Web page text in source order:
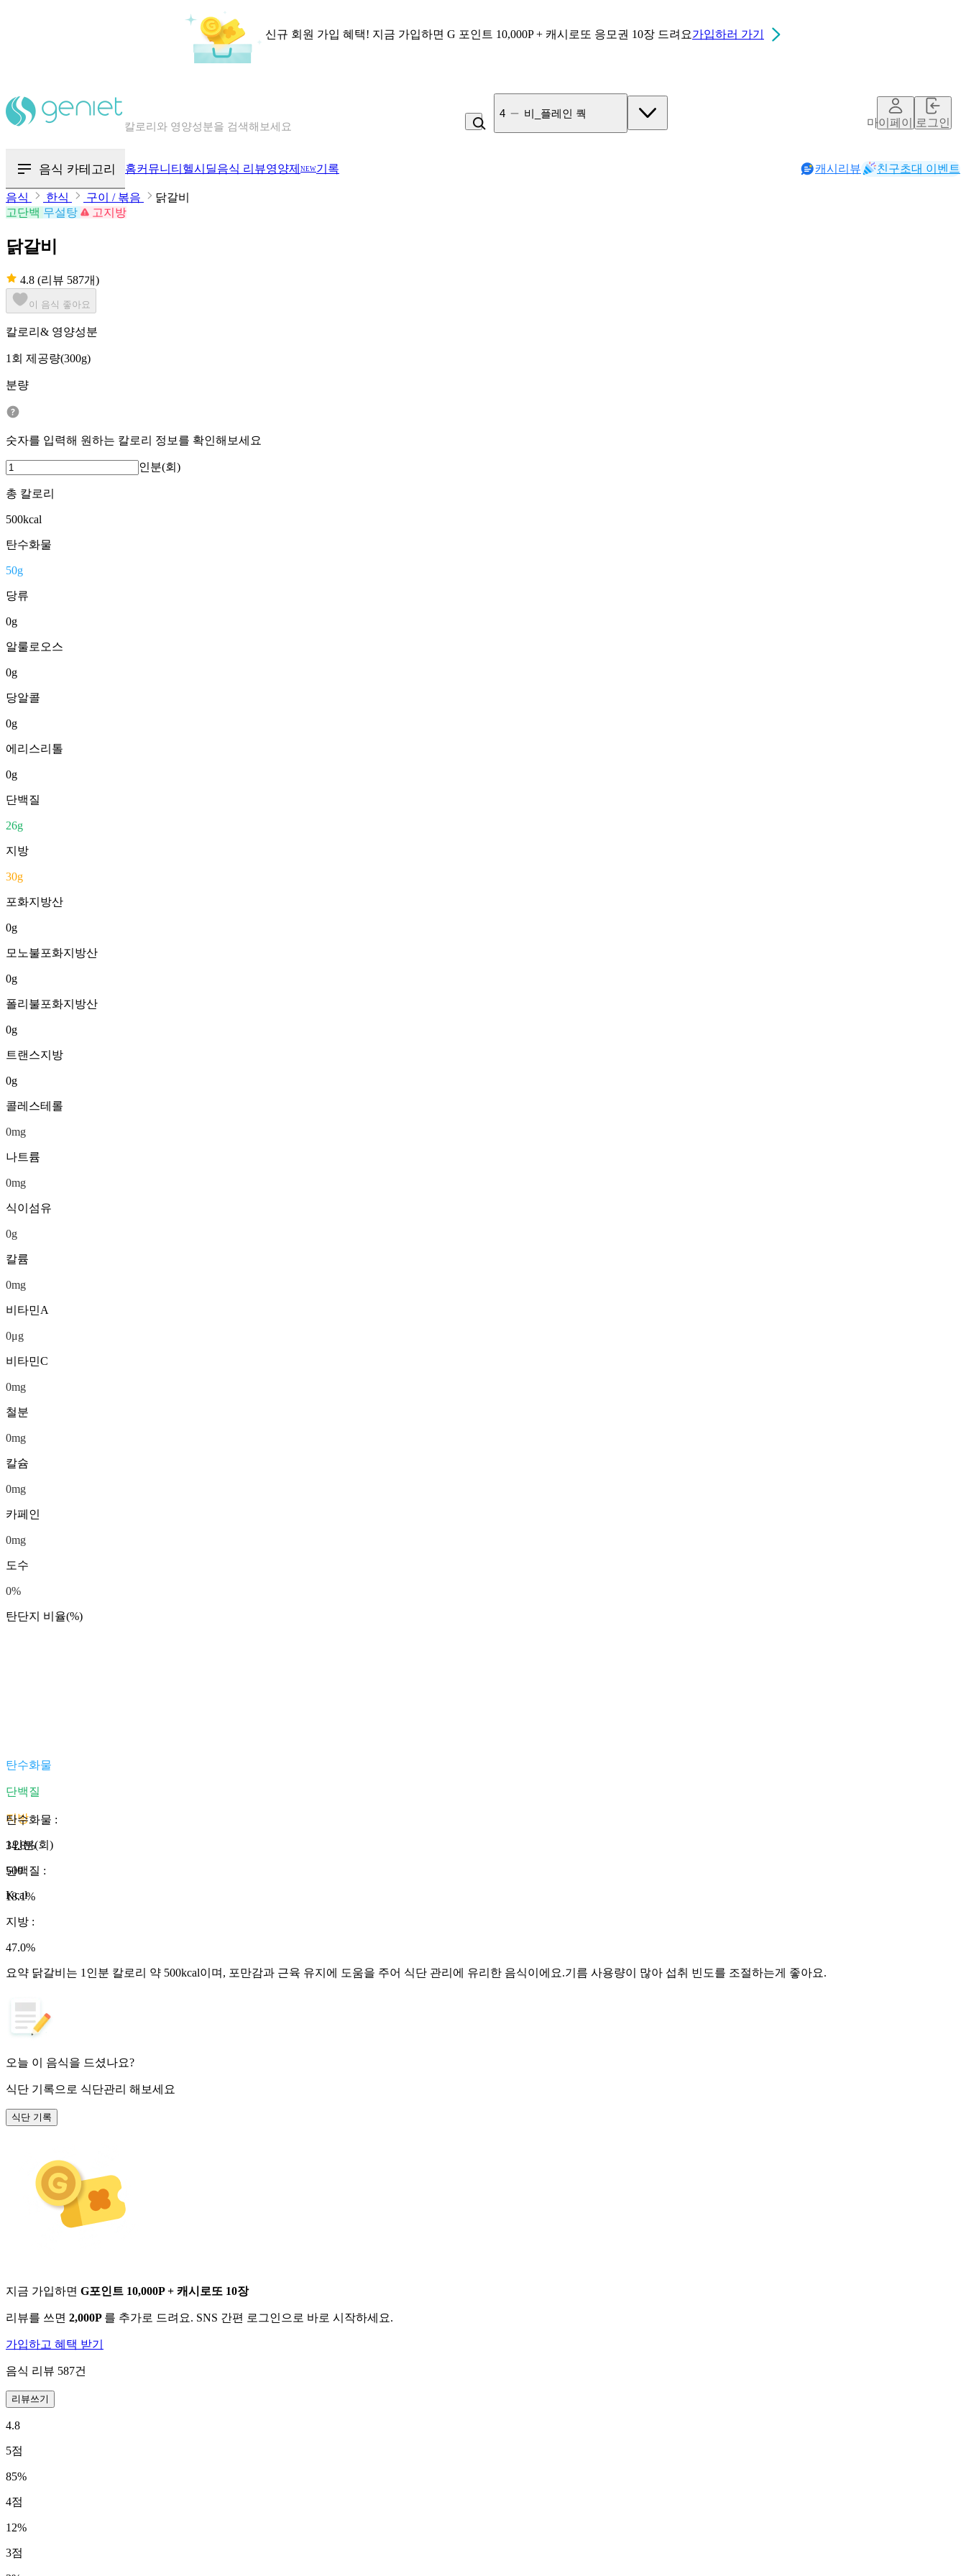
신규 회원 가입 혜택! 지금 가입하면 G 포인트 10,000P + 캐시로또 응모권 10장 드려요가입하러 가기
혈당 · 다이어트 음식 검색해보세요
4 비_플레인 쿽
마이페이지로그인
음식 카테고리 홈커뮤니티 헬시딜음식 리뷰영양제 NEW기록 캐시리뷰 친구초대 이벤트
음식 한식 구이 / 볶음
닭갈비
고단백 무설탕 고지방
닭갈비
4.8 (리뷰 587개)
이 음식 좋아요
칼로리& 영양성분
1회 제공량(300g)
분량
숫자를 입력해 원하는 칼로리 정보를 확인해보세요
인분(회)
총 칼로리
500kcal
탄수화물
50g
당류
0g
알룰로오스
0g
당알콜
0g
에리스리톨
0g
단백질
26g
지방
30g
포화지방산
0g
모노불포화지방산
0g
폴리불포화지방산
0g
트랜스지방
0g
콜레스테롤
0mg
나트륨
0mg
식이섬유
0g
칼륨
0mg
비타민A
0μg
비타민C
0mg
철분
0mg
칼슘
0mg
카페인
0mg
도수
0%
탄단지 비율(%)
탄수화물
단백질
지방
1인분(회)
500
Kcal
탄수화물 :
34.8%
단백질 :
18.1%
지방 :
47.0%
요약 닭갈비는 1인분 칼로리 약 500kcal이며, 포만감과 근육 유지에 도움을 주어 식단 관리에 유리한 음식이에요.기름 사용량이 많아 섭취 빈도를 조절하는게 좋아요.
오늘 이 음식을 드셨나요?
식단 기록으로 식단관리 해보세요
식단 기록
지금 가입하면 G포인트 10,000P + 캐시로또 10장
리뷰를 쓰면 2,000P 를 추가로 드려요. SNS 간편 로그인으로 바로 시작하세요.
가입하고 혜택 받기
음식 리뷰 587건
리뷰쓰기
4.8
5점
85%
4점
12%
3점